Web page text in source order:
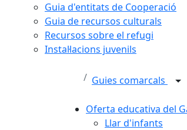
Guia d'entitats de Cooperació
Guia de recursos culturals
Recursos sobre el refugi
Instal·lacions juvenils
Guies comarcals
Oferta educativa del
Llar d'infants